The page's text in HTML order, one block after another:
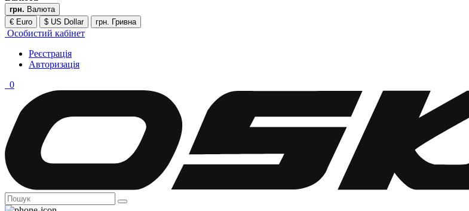
грн. Валюта
€ Euro
$ US Dollar грн. Гривна
Особистий кабінет
Реєстрація
Авторизація
0